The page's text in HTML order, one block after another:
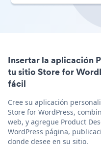
Insertar la aplicación
tu sitio Store for
fácil
Cree su aplicación
Store for WordPress,
web, y agregue Product
WordPress página,
donde desee en su sitio.